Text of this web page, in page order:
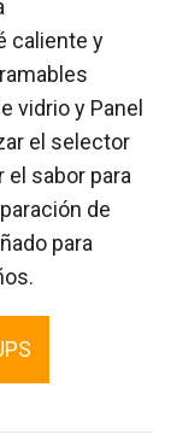
caliente y
vidrio y Panel
el selector
el sabor para
de
para